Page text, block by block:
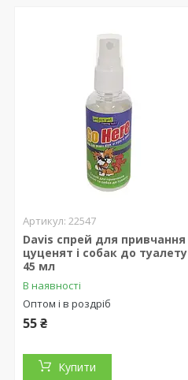
22547
Davis спрей для привчання
цуценят і собак до туалету
45 мл
В наявності
Оптом і в роздріб
55 ₴
Купити